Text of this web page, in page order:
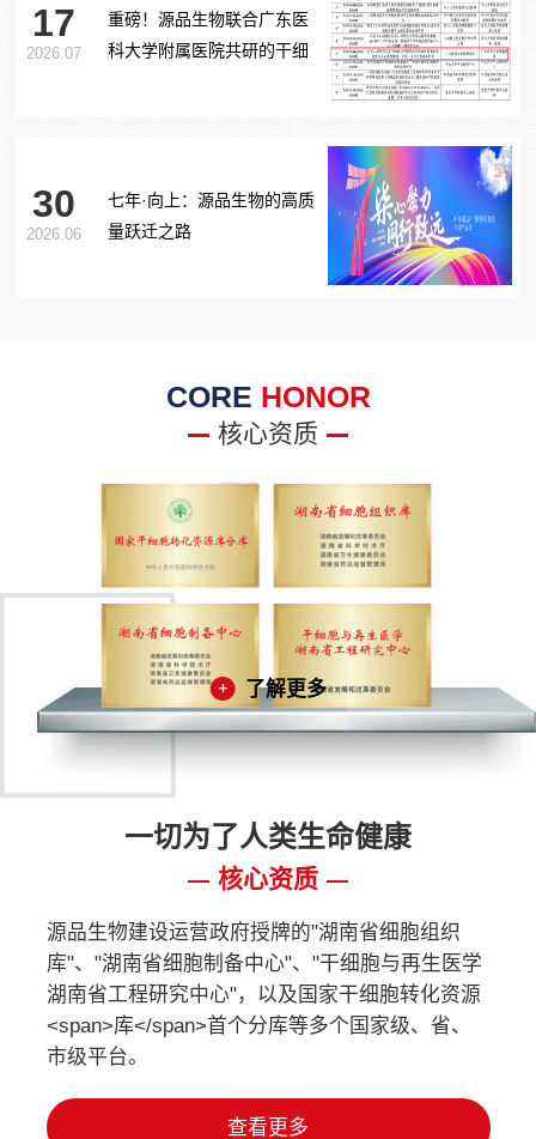
17
2026.07
重磅！源品生物联合广东医
科大学附属医院共研的干细
30
2026.06
七年·向上：源品生物的高质
量跃迁之路
CORE HONOR
核心资质
了解更多
一切为了人类生命健康
核心资质
源品生物建设运营政府授牌的"湖南省细胞组织
库"、"湖南省细胞制备中心"、"干细胞与再生医学
湖南省工程研究中心"，以及国家干细胞转化资源
<span>库</span>首个分库等多个国家级、省、
市级平台。
查看更多